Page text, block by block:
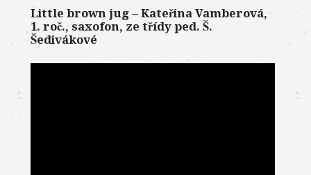
Little brown jug – Kateřina Vamberová,
1. roč., saxofon, ze třídy ped. Š.
Šedivákové